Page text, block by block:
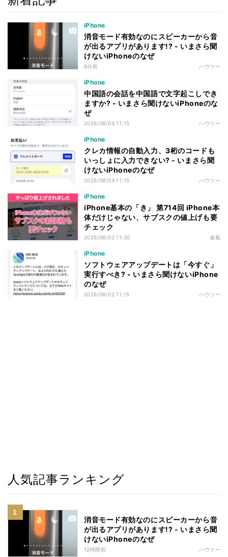
iPhone
消音モード有効なのにスピーカーから音
が出るアプリがあります!? - いまさら聞
けないiPhoneのなぜ
6分前 ハウツー
iPhone
中国語の会話を中国語で文字起こしでき
ますか? - いまさら聞けないiPhoneのな
ぜ
2026/08/05 11:15 ハウツー
iPhone
クレカ情報の自動入力、3桁のコードも
いっしょに入力できない? - いまさら聞
けないiPhoneのなぜ
2026/08/04 11:15 ハウツー
iPhone
iPhone基本の「き」 第714回 iPhone本
体だけじゃない、サブスクの値上げも要
チェック
2026/08/02 11:30 連載
iPhone
ソフトウェアアップデートは「今すぐ」
実行すべき? - いまさら聞けないiPhone
のなぜ
2026/08/02 11:15 ハウツー
人気記事ランキング
消音モード有効なのにスピーカーから音
が出るアプリがあります!? - いまさら聞
けないiPhoneのなぜ
12時間前 ハウツー